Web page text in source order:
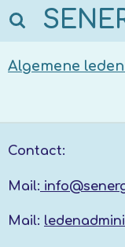
Ga
de
Algemene
Contact:
Mail:
Mail: